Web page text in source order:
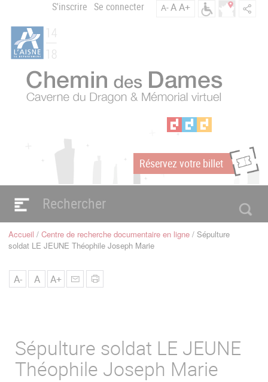
contenu
principal
Menu
du
compte
l'utilisateur
S'inscrire Se connecter A-AA+
i
n
a
m
e
Réservez votre billet
Navigation
principale
Fil
Accueil Centre de recherche documentaire en ligne Sépulture
soldat LE JEUNE Théophile Joseph Marie
A- A A+
Sépulture soldat LE JEUNE
Théophile Joseph Marie